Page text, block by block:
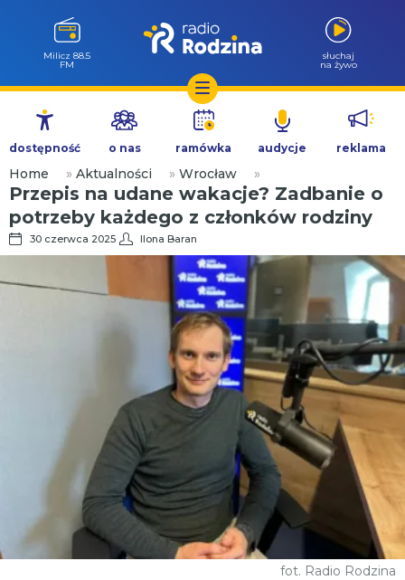
Przejdź
treści
Milicz 88.5
FM
słuchaj
na żywo
dostępność o nas ramówka audycje reklama
Home » Aktualności » Wrocław »
Przepis na udane wakacje? Zadbanie o
potrzeby każdego z członków rodziny
30 czerwca 2025 Ilona Baran
fot. Radio Rodzina